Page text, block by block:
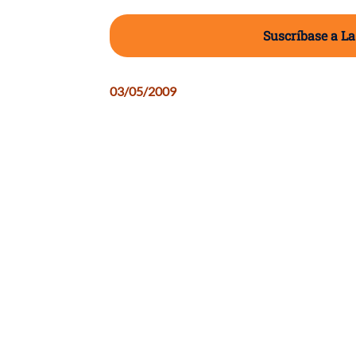
Suscríbase a
03/05/2009